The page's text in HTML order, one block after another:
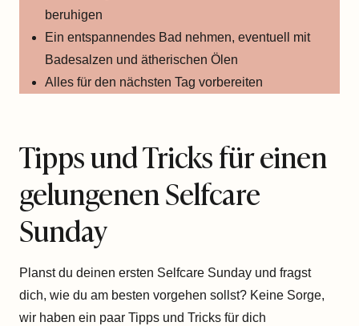
beruhigen
Ein entspannendes Bad nehmen, eventuell mit
Badesalzen und ätherischen Ölen
Alles für den nächsten Tag vorbereiten
Tipps und Tricks für einen
gelungenen Selfcare
Sunday
Planst du deinen ersten Selfcare Sunday und fragst
dich, wie du am besten vorgehen sollst? Keine Sorge,
wir haben ein paar Tipps und Tricks für dich